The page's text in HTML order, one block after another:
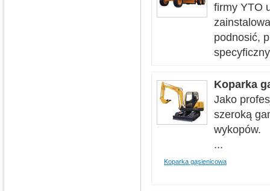
firmy YTO
podnosić,
Koparka
Jako
szeroką
wykopów.
...
Koparka gąsienicowa